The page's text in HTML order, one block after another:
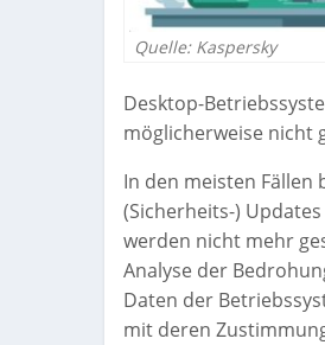
Quelle: Kaspersky
Desktop-
möglicherweise nicht
In den meisten Fällen
(Sicherheits-)
werden nicht mehr
Analyse der
Daten der
mit deren